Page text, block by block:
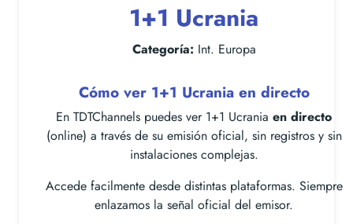
1+1 Ucrania
Categoría: Int. Europa
Cómo ver 1+1 Ucrania en directo
En TDTChannels puedes ver 1+1 Ucrania en directo
(online) a través de su emisión oficial, sin registros y sin
instalaciones complejas.
Accede facilmente desde distintas plataformas. Siempre
enlazamos la señal oficial del emisor.